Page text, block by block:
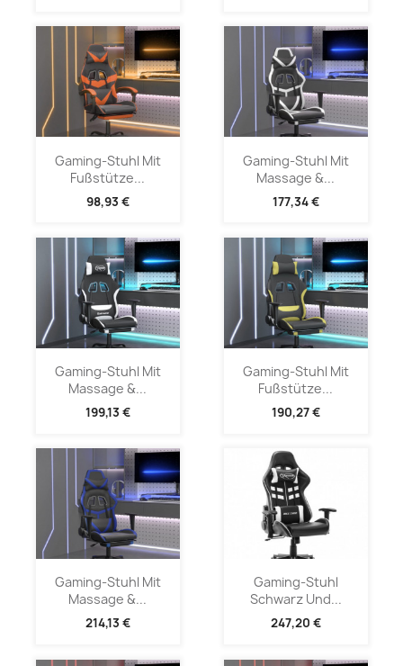
Gaming-Stuhl Mit
Fußstütze...
98,93 €
Gaming-Stuhl Mit
Massage &...
177,34 €
Gaming-Stuhl Mit
Massage &...
199,13 €
Gaming-Stuhl Mit
Fußstütze...
190,27 €
Gaming-Stuhl Mit
Massage &...
214,13 €
Gaming-Stuhl
Schwarz Und...
247,20 €